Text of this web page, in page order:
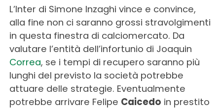
L’Inter di Simone Inzaghi vince e convince,
alla fine non ci saranno grossi stravolgimenti
in questa finestra di calciomercato. Da
valutare l’entità dell’infortunio di Joaquin
Correa, se i tempi di recupero saranno più
lunghi del previsto la società potrebbe
attuare delle strategie. Eventualmente
potrebbe arrivare Felipe Caicedo in prestito